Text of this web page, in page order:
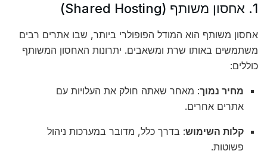
1. אחסון משותף (Shared Hosting)
אחסון משותף הוא המודל הפופולרי ביותר, שבו אתרים רבים
משתמשים באותו שרת ומשאבים. יתרונות האחסון המשותף
כוללים:
מחיר נמוך: מאחר שאתה חולק את העלויות עם
אתרים אחרים.
קלות השימוש: בדרך כלל, מדובר במערכות ניהול
פשוטות.